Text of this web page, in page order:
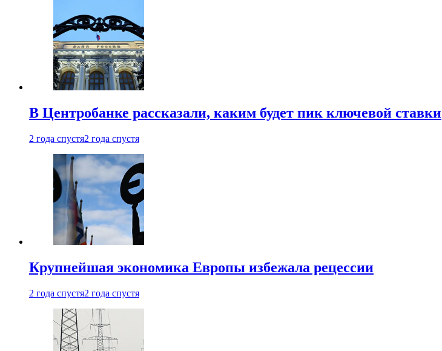
В Центробанке рассказали, каким будет пик ключевой ставки
2 года спустя2 года спустя
Крупнейшая экономика Европы избежала рецессии
2 года спустя2 года спустя